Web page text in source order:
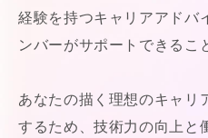
経験を持つキャリアアドバ
ンバーがサポートできるこ
あなたの描く理想のキャリ
するため、技術力の向上と